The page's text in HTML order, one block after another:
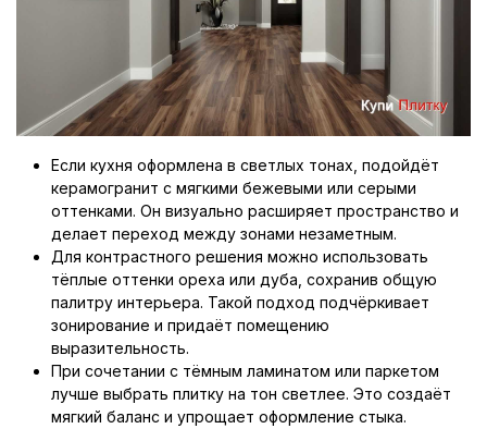
Если кухня оформлена в светлых тонах, подойдёт
керамогранит с мягкими бежевыми или серыми
оттенками. Он визуально расширяет пространство и
делает переход между зонами незаметным.
Для контрастного решения можно использовать
тёплые оттенки ореха или дуба, сохранив общую
палитру интерьера. Такой подход подчёркивает
зонирование и придаёт помещению
выразительность.
При сочетании с тёмным ламинатом или паркетом
лучше выбрать плитку на тон светлее. Это создаёт
мягкий баланс и упрощает оформление стыка.